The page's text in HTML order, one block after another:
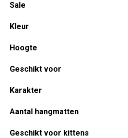
Sale
Kleur
Hoogte
Geschikt voor
Karakter
Aantal hangmatten
Geschikt voor kittens